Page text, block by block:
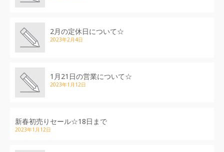
2月の定休日について☆
2023年2月4日
1月21日の営業について☆
2023年1月12日
新春初売りセール☆18日まで
2023年1月12日